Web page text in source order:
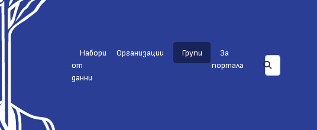
Набори
от
данни
Организации Групи
За
портала